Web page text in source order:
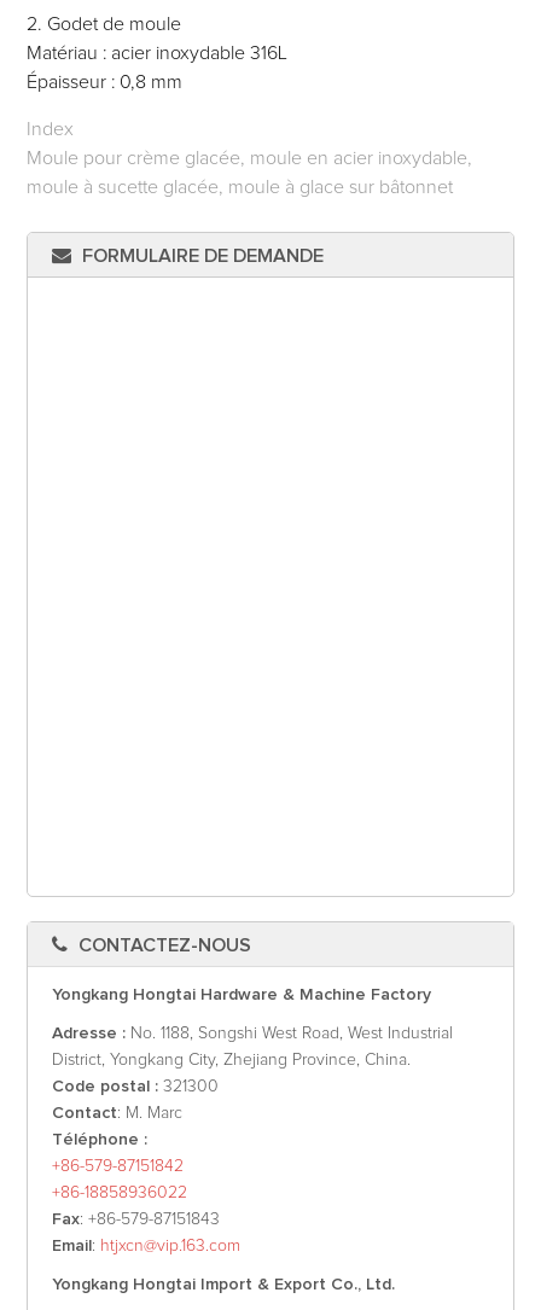
2. Godet de moule
Matériau : acier inoxydable 316L
Épaisseur : 0,8 mm
Index
Moule pour crème glacée, moule en acier inoxydable,
moule à sucette glacée, moule à glace sur bâtonnet
FORMULAIRE DE DEMANDE
CONTACTEZ-NOUS
Yongkang Hongtai Hardware & Machine Factory
Adresse : No. 1188, Songshi West Road, West Industrial
District, Yongkang City, Zhejiang Province, China.
Code postal : 321300
Contact: M. Marc
Téléphone :
+86-579-87151842
+86-18858936022
Fax: +86-579-87151843
Email : htjxcn@vip.163.com
Yongkang Hongtai Import & Export Co., Ltd.